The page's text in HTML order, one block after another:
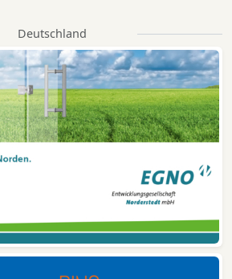
Deutschland